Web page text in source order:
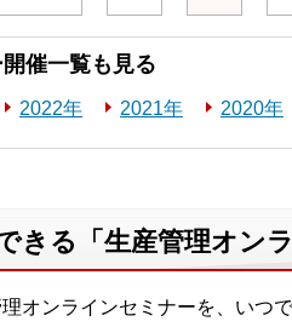
催一覧も見る
2022年 2021年 2020年
きる「生産管理オン
オンラインセミナーを、いつ